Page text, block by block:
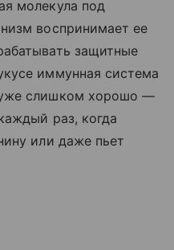
молекула под
воспринимает ее
защитные
иммунная система
уже слишком хорошо —
раз, когда
или даже пьет